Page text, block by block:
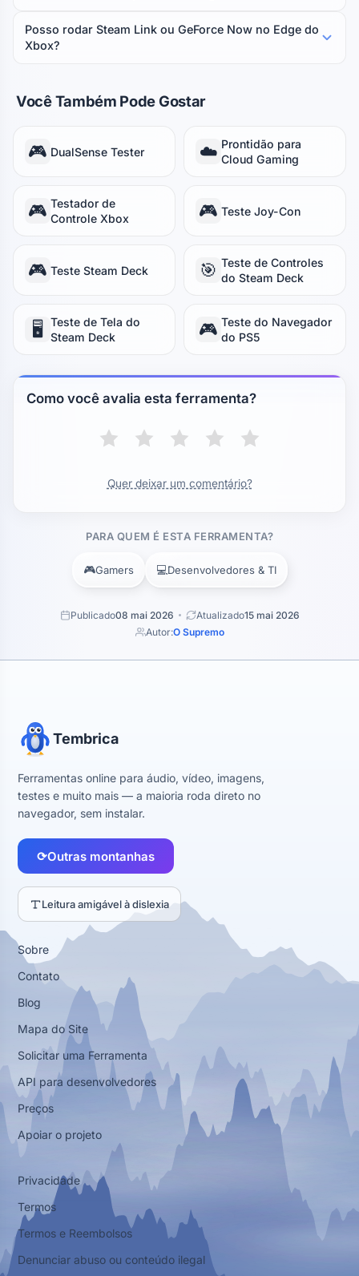
Posso rodar Steam Link ou GeForce Now no Edge do
Xbox?
Você Também Pode Gostar
🎮 DualSense Tester ☁️ Prontidão para
Cloud Gaming
🎮 Testador de
Controle Xbox
🎮 Teste Joy-Con
🎮 Teste Steam Deck 🎯 Teste de Controles
do Steam Deck
🖥️
Teste de Tela do
Steam Deck
🎮 Teste do Navegador
do PS5
Como você avalia esta ferramenta?
Quer deixar um comentário?
PARA QUEM É ESTA FERRAMENTA?
🎮Gamers 💻Desenvolvedores & TI
Publicado08 mai 2026 Atualizado15 mai 2026
Autor:O Supremo
Tembrica
Ferramentas online para áudio, vídeo, imagens,
testes e muito mais — a maioria roda direto no
navegador, sem instalar.
⟳Outras montanhas
Leitura amigável à dislexia
Sobre
Contato
Blog
Mapa do Site
Solicitar uma Ferramenta
API para desenvolvedores
Preços
Apoiar o projeto
Privacidade
Termos
Termos e Reembolsos
Denunciar abuso ou conteúdo ilegal